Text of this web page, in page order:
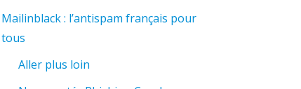
Mailinblack : l’antispam français pour
tous
Aller plus loin